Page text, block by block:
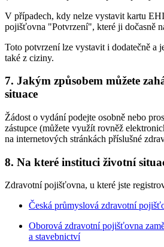
V případech, kdy nelze vystavit kartu
pojišťovna "Potvrzení", které ji dočasně
Toto potvrzení lze vystavit i dodatečně a
také z ciziny.
7. Jakým způsobem můžete
situace
Žádost o vydání podejte osobně nebo
zástupce (můžete využít rovněž
na internetových stránkách příslušné
8. Na které instituci životní
Zdravotní pojišťovna, u které jste
Česká průmyslová zdravotní
Oborová zdravotní pojišťovna
a stavebnictví